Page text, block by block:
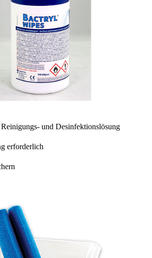
und Desinfektionslösung
erforderlich